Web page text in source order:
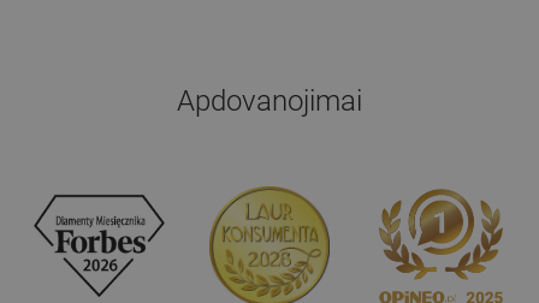
Apdovanojimai